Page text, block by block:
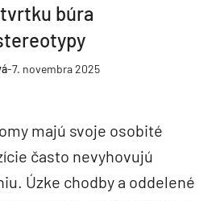
búra
-7. novembra 2025
majú svoje osobité
často nevyhovujú
Úzke chodby a oddelené